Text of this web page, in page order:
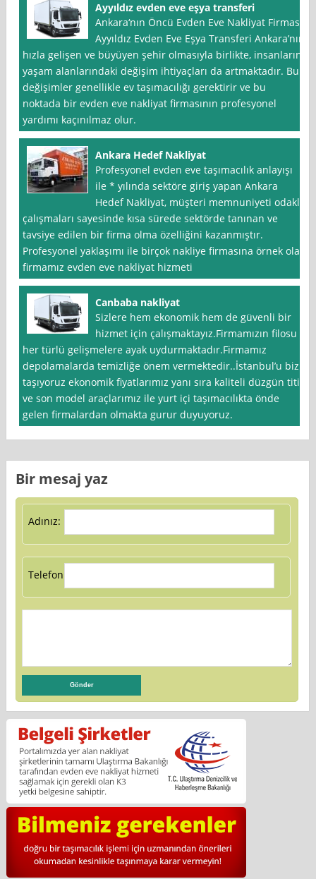
Ayyıldız evden eve eşya transferi
Ankara‘nın Öncü Evden Eve Nakliyat Firması:
Ayyıldız Evden Eve Eşya Transferi Ankara’nın
hızla gelişen ve büyüyen şehir olmasıyla birlikte, insanların
yaşam alanlarındaki değişim ihtiyaçları da artmaktadır. Bu
değişimler genellikle ev taşımacılığı gerektirir ve bu
noktada bir evden eve nakliyat firmasının profesyonel
yardımı kaçınılmaz olur.
Ankara Hedef Nakliyat
Profesyonel evden eve taşımacılık anlayışı
ile * yılında sektöre giriş yapan Ankara
Hedef Nakliyat, müşteri memnuniyeti odaklı
çalışmaları sayesinde kısa sürede sektörde tanınan ve
tavsiye edilen bir firma olma özelliğini kazanmıştır.
Profesyonel yaklaşımı ile birçok nakliye firmasına örnek olan
firmamız evden eve nakliyat hizmeti
Canbaba nakliyat
Sizlere hem ekonomik hem de güvenli bir
hizmet için çalışmaktayız.Firmamızın filosu
her türlü gelişmelere ayak uydurmaktadır.Firmamız
depolamalarda temizliğe önem vermektedir..İstanbul’u biz
taşıyoruz ekonomik fiyatlarımız yanı sıra kaliteli düzgün titiz
ve son model araçlarımız ile yurt içi taşımacılıkta önde
gelen firmalardan olmakta gurur duyuyoruz.
Bir mesaj yaz
Adınız:
Telefon: